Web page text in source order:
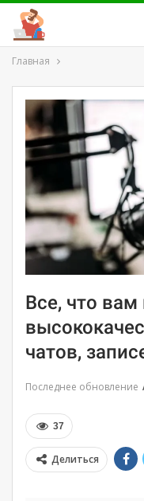
Главная
Все, что
чатов,
Последнее обновление
37
Делиться